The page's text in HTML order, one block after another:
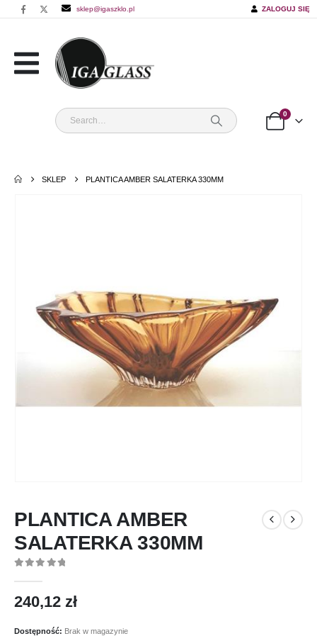
sklep@igaszklo.pl ZALOGUJ SIĘ
0
SKLEP PLANTICA AMBER SALATERKA 330MM
PLANTICA AMBER
SALATERKA 330MM
240,12 zł
Dostępność: Brak w magazynie